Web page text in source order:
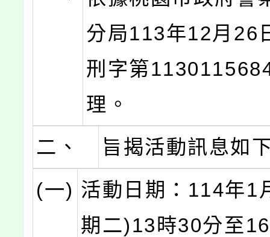
分局113年12月26
刑字第
理。
二、
旨揭活動訊息如
(一) 活動日期：114年1
期二)13時30分至